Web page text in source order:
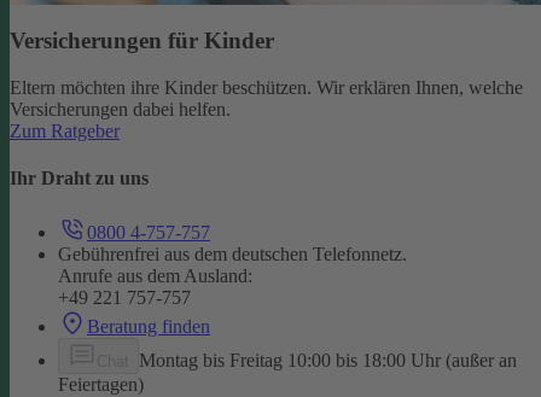
Versicherungen für Kinder
Eltern möchten ihre Kinder beschützen. Wir erklären Ihnen, welche
Versicherungen dabei helfen.
Zum Ratgeber
Ihr Draht zu uns
0800 4-757-757
Gebührenfrei aus dem deutschen Telefonnetz.
Anrufe aus dem Ausland:
+49 221 757-757
Beratung finden
Montag bis Freitag 10:00 bis 18:00 Uhr (außer an
Feiertagen)